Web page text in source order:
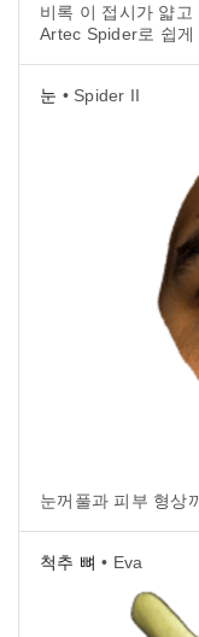
비록 이 접시가 얇고
Artec Spider로 쉽게
눈 • Spider II
눈꺼풀과 피부 형상
척추 뼈 • Eva